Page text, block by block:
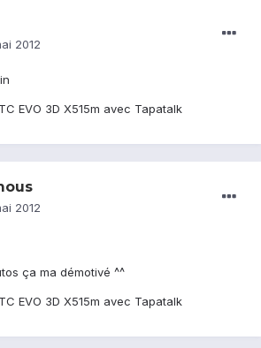
2012
EVO 3D X515m avec Tapatalk
2012
ça ma démotivé ^^
EVO 3D X515m avec Tapatalk